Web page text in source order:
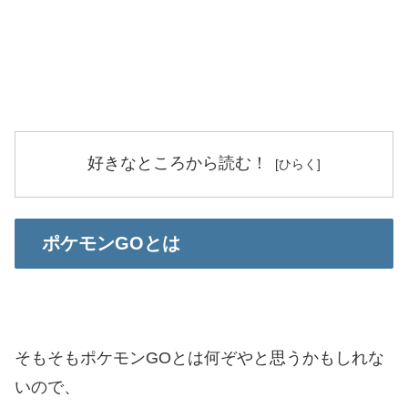
好きなところから読む！
ポケモンGOとは
そもそもポケモンGOとは何ぞやと思うかもしれな
いので、